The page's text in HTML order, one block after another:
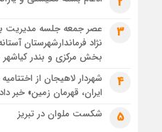
تصاویر هوایی مراسم تشییع
مراسم تشییع پیکر مطهر آقای
تصاویری از تراکم جمعیت
اشرف
3
عصر جمعه جلسه مدیریت
نژاد فرماندارشهرستان
بخش مرکزی و بندر کیاشهر
4
شهردار لاهیجان از
ایران، قهرمان زمین» خبر داد
5 شکست ملوان در تبریز